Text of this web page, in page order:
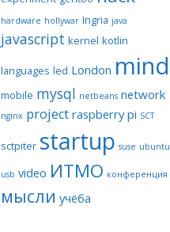
hardware hollywar Ingria java
javascript kernel kotlin
languages led London mind
mobile mysql netbeans network
nginx project raspberry pi SCT
sctpiter startup suse ubuntu
usb video ИТМО конференция
мысли учёба